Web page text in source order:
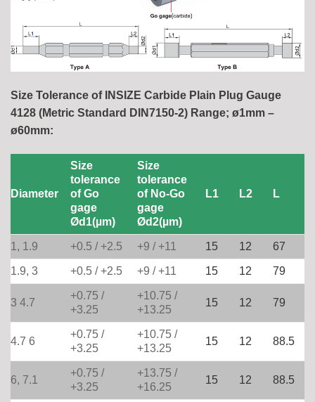
Size Tolerance of INSIZE Carbide Plain Plug Gauge
4128 (Metric Standard DIN7150-2) Range; ø1mm –
ø60mm:
Diameter
Size
tolerance
of Go
gage
Ød1(µm)
Size
tolerance
of No-Go
gage
Ød2(µm)
L1 L2 L
1, 1.9 +0.5 / +2.5 +9 / +11 15 12 67
1.9, 3 +0.5 / +2.5 +9 / +11 15 12 79
3 4.7
+0.75 /
+3.25
+10.75 /
+13.25
15 12 79
4.7 6
+0.75 /
+3.25
+10.75 /
+13.25
15 12 88.5
6, 7.1
+0.75 /
+3.25
+13.75 /
+16.25
15 12 88.5